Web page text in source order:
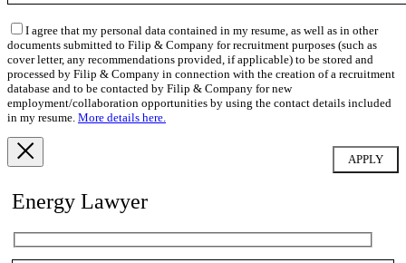
I agree that my personal data contained in my resume, as well as in other
documents submitted to Filip & Company for recruitment purposes (such as
cover letter, any recommendations provided, if applicable) to be stored and
processed by Filip & Company in connection with the creation of a recruitment
database and to be contacted by Filip & Company for new
employment/collaboration opportunities by using the contact details included
in my resume. More details here.
Energy Lawyer